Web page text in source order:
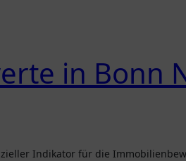
in Bonn